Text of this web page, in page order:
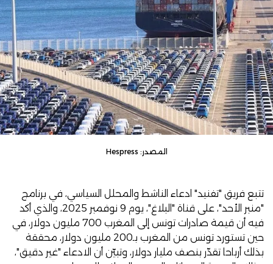
المصدر: Hespress
تتبع فريق "تفنيد" ادعاء الناشط والمحلل السياسي، في برنامج
"منبر الأحد"، على قناة "البلاغ"، يوم 9 نوفمبر 2025، والذي أكد
فيه أن قيمة صادرات تونس إلى المغرب 700 مليون دولار، في
حين تستورد تونس من المغرب بـ200 مليون دولار، محققة
بذلك أرباحا تقدّر بنصف مليار دولار، وتبيّن أن الادعاء "غير دقيق"،